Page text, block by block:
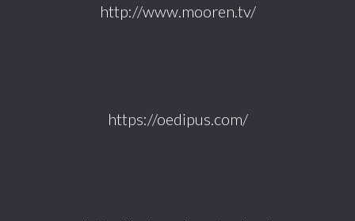
http://www.mooren.tv/
https://oedipus.com/